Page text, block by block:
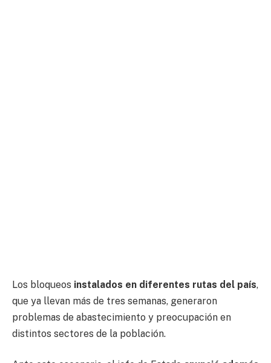
Los bloqueos instalados en diferentes rutas del país,
que ya llevan más de tres semanas, generaron
problemas de abastecimiento y preocupación en
distintos sectores de la población.